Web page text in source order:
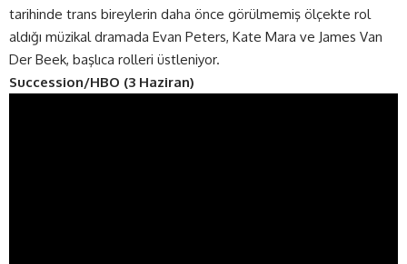
tarihinde trans bireylerin daha önce görülmemiş ölçekte rol
aldığı müzikal dramada Evan Peters, Kate Mara ve James Van
Der Beek, başlıca rolleri üstleniyor.
Succession/HBO (3 Haziran)